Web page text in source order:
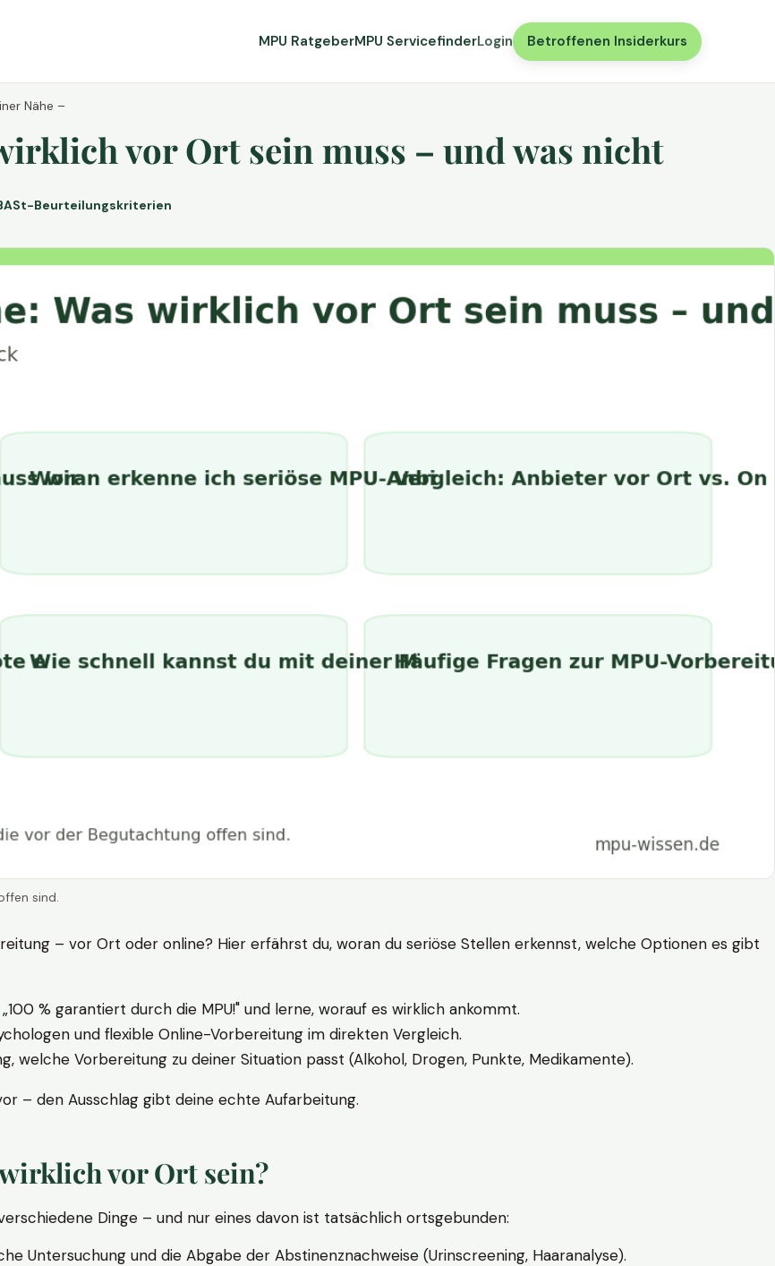
MPU RatgeberMPU ServicefinderLogin Betroffenen Insiderkurs
Nähe –
vor Ort sein muss – und was nicht
Beurteilungskriterien
sind.
– vor Ort oder online? Hier erfährst du, woran du seriöse Stellen erkennst, welche Optionen es gibt
% garantiert durch die MPU!" und lerne, worauf es wirklich ankommt.
und flexible Online-Vorbereitung im direkten Vergleich.
welche Vorbereitung zu deiner Situation passt (Alkohol, Drogen, Punkte, Medikamente).
– den Ausschlag gibt deine echte Aufarbeitung.
vor Ort sein?
Dinge – und nur eines davon ist tatsächlich ortsgebunden:
Untersuchung und die Abgabe der Abstinenznachweise (Urinscreening, Haaranalyse).